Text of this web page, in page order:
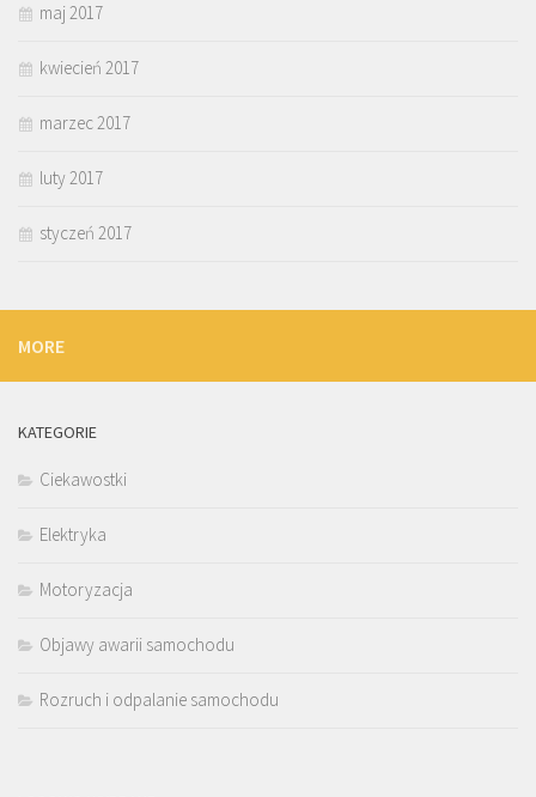
maj 2017
kwiecień 2017
marzec 2017
luty 2017
styczeń 2017
MORE
KATEGORIE
Ciekawostki
Elektryka
Motoryzacja
Objawy awarii samochodu
Rozruch i odpalanie samochodu